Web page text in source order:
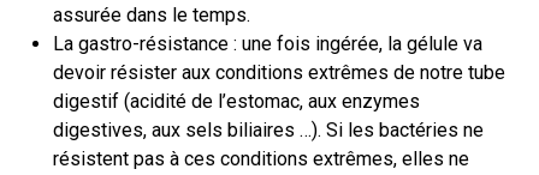
assurée dans le temps.
La gastro-résistance : une fois ingérée, la gélule va
devoir résister aux conditions extrêmes de notre tube
digestif (acidité de l’estomac, aux enzymes
digestives, aux sels biliaires …). Si les bactéries ne
résistent pas à ces conditions extrêmes, elles ne